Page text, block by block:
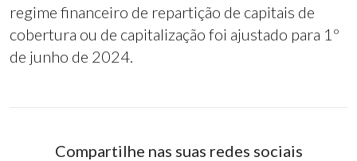
regime financeiro de repartição de capitais de
cobertura ou de capitalização foi ajustado para 1º
de junho de 2024.
Compartilhe nas suas redes sociais